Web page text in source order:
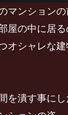
ンションの
の中に居る
シャレな建
潰す事にし